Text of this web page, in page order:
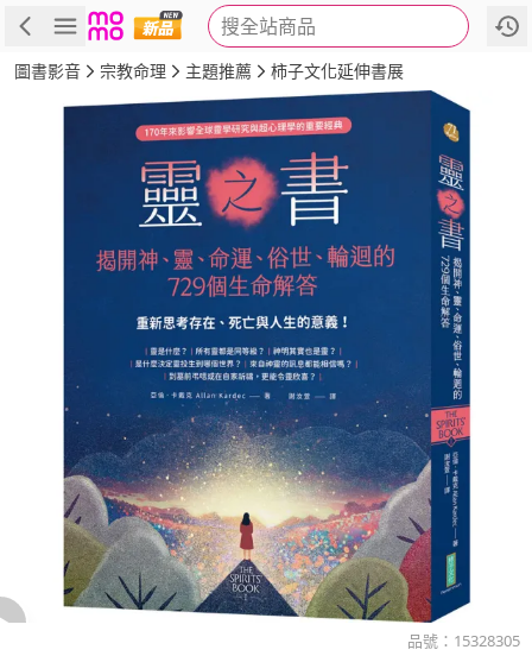
搜全站商品
商品 評價 簡介 詳細資訊
圖書影音 宗教命理 主題推薦 柿子文化延伸書展
品號： 15328305